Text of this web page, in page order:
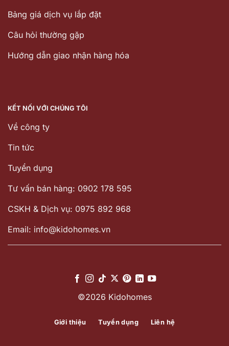
Bảng giá dịch vụ lắp đặt
Câu hỏi thường gặp
Hướng dẫn giao nhận hàng hóa
KẾT NỐI VỚI CHÚNG TÔI
Về công ty
Tin tức
Tuyển dụng
Tư vấn bán hàng: 0902 178 595
CSKH & Dịch vụ: 0975 892 968
Email: info@kidohomes.vn
©2026 Kidohomes
Giới thiệu Tuyển dụng Liên hệ